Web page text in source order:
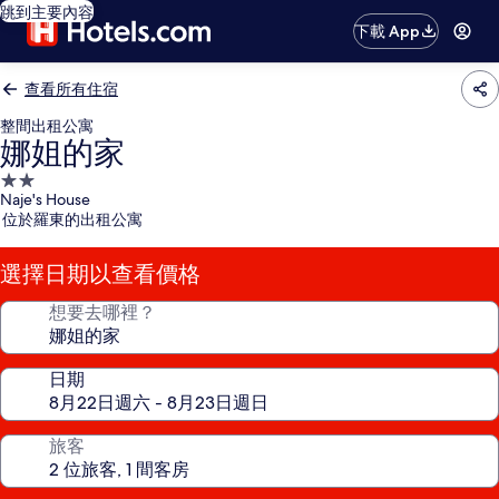
跳到主要內容
下載 App
查看所有住宿
整間出租公寓
娜姐的家
2.0
星
級
住
宿
Naje's House
位於羅東的出租公寓
選擇日期以查看價格
想要去哪裡？
日期
旅客